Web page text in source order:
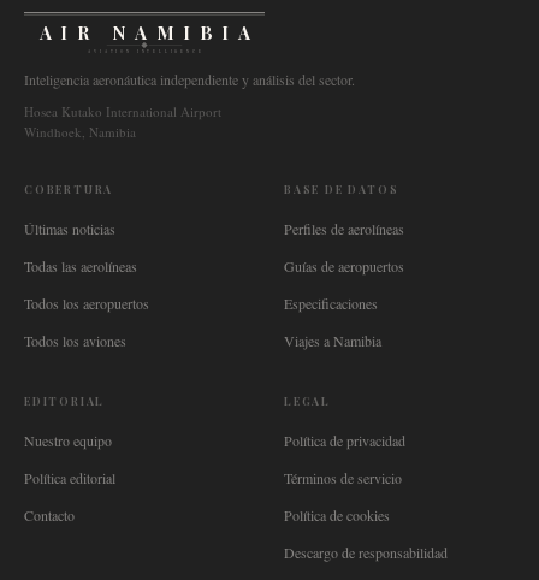
AIR NAMIBIA
AVIATION INTELLIGENCE
Inteligencia aeronáutica independiente y análisis del sector.
Hosea Kutako International Airport
Windhoek, Namibia
COBERTURA
Últimas noticias
Todas las aerolíneas
Todos los aeropuertos
Todos los aviones
BASE DE DATOS
Perfiles de aerolíneas
Guías de aeropuertos
Especificaciones
Viajes a Namibia
EDITORIAL
Nuestro equipo
Política editorial
Contacto
LEGAL
Política de privacidad
Términos de servicio
Política de cookies
Descargo de responsabilidad